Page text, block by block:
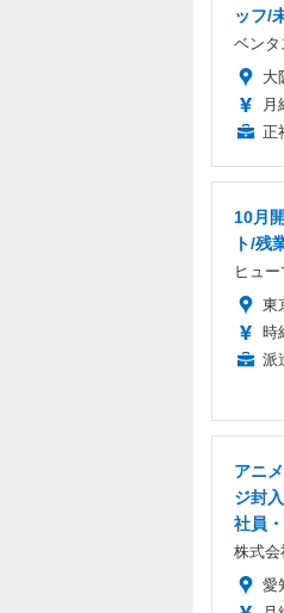
ッフ/
ベンタ
大
月
正
10月
ト/残
ヒュ
東
時
派
アニ
ジ封
社員
株式会
愛